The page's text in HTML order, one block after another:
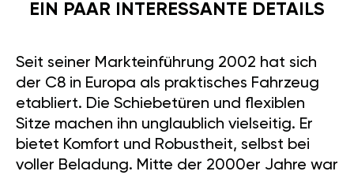
EIN PAAR INTERESSANTE DETAILS
Seit seiner Markteinführung 2002 hat sich
der C8 in Europa als praktisches Fahrzeug
etabliert. Die Schiebetüren und flexiblen
Sitze machen ihn unglaublich vielseitig. Er
bietet Komfort und Robustheit, selbst bei
voller Beladung. Mitte der 2000er Jahre war